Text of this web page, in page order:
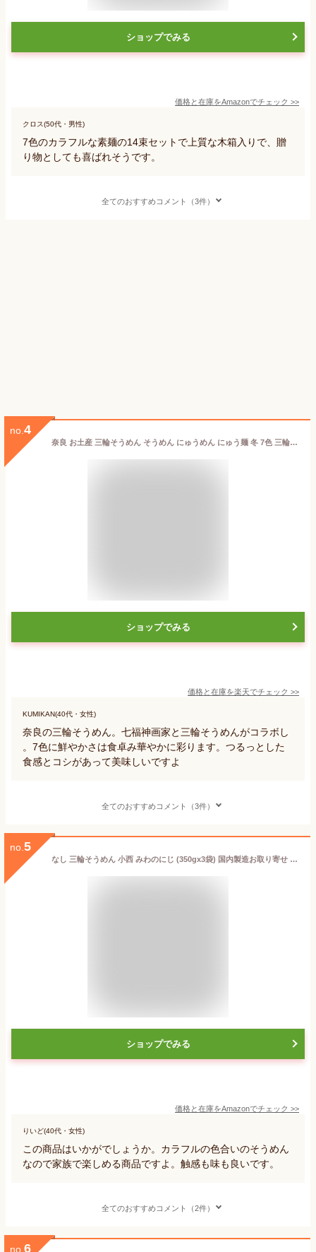
ショップでみる
価格と在庫をAmazonでチェック >>
クロス(50代・男性)
7色のカラフルな素麺の14束セットで上質な木箱入りで、贈
り物としても喜ばれそうです。
全てのおすすめコメント（3件）
no. 4
奈良 お土産 三輪そうめん そうめん にゅうめん にゅう麺 冬 7色 三輪の七福素麺 プチギフト 七夕 みわそうめん お中元 手土産 修学旅行 食べ比べ ギフト
ショップでみる
価格と在庫を楽天でチェック >>
KUMIKAN(40代・女性)
奈良の三輪そうめん。七福神画家と三輪そうめんがコラボし
。7色に鮮やかさは食卓み華やかに彩ります。つるっとした
食感とコシがあって美味しいですよ
全てのおすすめコメント（3件）
no. 5
なし 三輪そうめん 小西 みわのにじ (350gx3袋) 国内製造お取り寄せ グルメ 詰め合わせ 素麵 そうめん
ショップでみる
価格と在庫をAmazonでチェック >>
りいど(40代・女性)
この商品はいかがでしょうか。カラフルの色合いのそうめん
なので家族で楽しめる商品ですよ。触感も味も良いです。
全てのおすすめコメント（2件）
no. 6